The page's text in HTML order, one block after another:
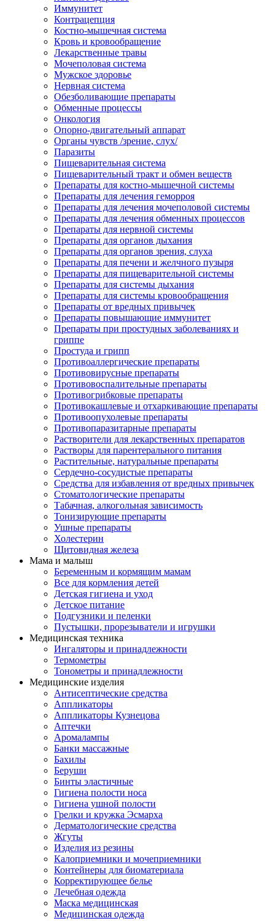
Иммунитет
Контрацепция
Костно-мышечная система
Кровь и кровообращение
Лекарственные травы
Мочеполовая система
Мужское здоровье
Нервная система
Обезболивающие препараты
Обменные процессы
Онкология
Опорно-двигательный аппарат
Органы чувств /зрение, слух/
Паразиты
Пищеварительная система
Пищеварительный тракт и обмен веществ
Препараты для костно-мышечной системы
Препараты для лечения геморроя
Препараты для лечения мочеполовой системы
Препараты для лечения обменных процессов
Препараты для нервной системы
Препараты для органов дыхания
Препараты для органов зрения, слуха
Препараты для печени и желчного пузыря
Препараты для пищеварительной системы
Препараты для системы дыхания
Препараты для системы кровообращения
Препараты от вредных привычек
Препараты повышающие иммунитет
Препараты при простудных заболеваниях и
гриппе
Простуда и грипп
Противоаллергические препараты
Противовирусные препараты
Противовоспалительные препараты
Противогрибковые препараты
Противокашлевые и отхаркивающие препараты
Противоопухолевые препараты
Противопаразитарные препараты
Растворители для лекарственных препаратов
Растворы для парентерального питания
Растительные, натуральные препараты
Сердечно-сосудистые препараты
Средства для избавления от вредных привычек
Стоматологические препараты
Табачная, алкогольная зависимость
Тонизирующие препараты
Ушные препараты
Холестерин
Щитовидная железа
Мама и малыш
Беременным и кормящим мамам
Все для кормления детей
Детская гигиена и уход
Детское питание
Подгузники и пеленки
Пустышки, прорезыватели и игрушки
Медицинская техника
Ингаляторы и принадлежности
Термометры
Тонометры и принадлежности
Медицинские изделия
Антисептические средства
Аппликаторы
Аппликаторы Кузнецова
Аптечки
Аромалампы
Банки массажные
Бахилы
Беруши
Бинты эластичные
Гигиена полости носа
Гигиена ушной полости
Грелки и кружка Эсмарха
Дерматологические средства
Жгуты
Изделия из резины
Калоприемники и мочеприемники
Контейнеры для биоматериала
Корректирующее белье
Лечебная одежда
Маска медицинская
Медицинская одежда